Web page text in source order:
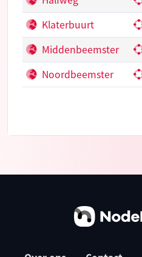
Klaterbuurt
Middenbeemster
Noordbeemster